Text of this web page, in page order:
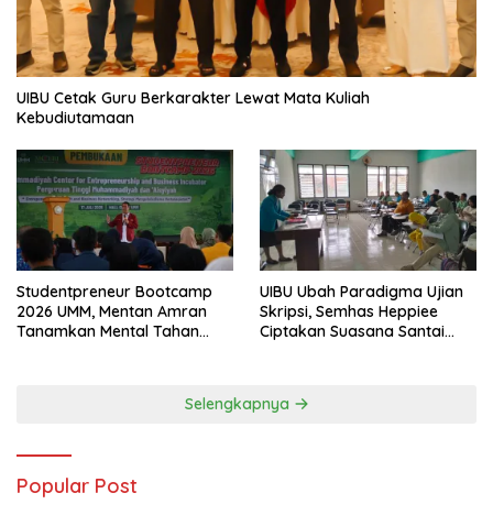
UIBU Cetak Guru Berkarakter Lewat Mata Kuliah
Kebudiutamaan
Studentpreneur Bootcamp
2026 UMM, Mentan Amran
Tanamkan Mental Tahan
UIBU Ubah Paradigma Ujian
Skripsi, Semhas Heppiee
Ciptakan Suasana Santai
Selengkapnya
Popular Post